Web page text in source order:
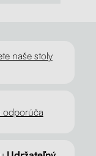
naše stoly